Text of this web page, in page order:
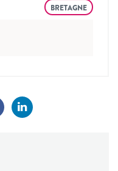
BRETAGNE